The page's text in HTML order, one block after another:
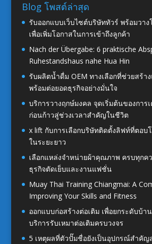
Blog โพสต์ล่าสุด
รับออกแบบเว็บไซต์บริษัททัวร์ พร้อมวาง
เพื่อเพิ่มโอกาสในการเข้าถึงลูกค้า
Nach der Übergabe: 6 praktische
Ruhestandshaus nahe Hua Hin
รับผลิตน้ำดื่ม OEM ทางเลือกที่ช่วยสร้า
พร้อมต่อยอดธุรกิจอย่างมั่นใจ
บริการวางฤกษ์มงคล จุดเริ่มต้นของการ
ก่อนก้าวสู่ช่วงเวลาสำคัญในชีวิต
x lift กับการเลือกบริษัทติดตั้งลิฟท์ที่ตอบ
ในระยะยาว
เลือกแหล่งจำหน่ายผ้าคุณภาพ ครบทุกค
ธุรกิจตัดเย็บและงานแฟชั่น
Muay Thai Training Chiangmai: A
Improving Your Skills and Fitness
ออกแบบก่อสร้างต่อเติม เพื่อยกระดับบ้า
บริการรับเหมาต่อเติมครบวงจร
5 เหตุผลที่ตัวปั๊มชื่อยังเป็นอุปกรณ์สำคัญ